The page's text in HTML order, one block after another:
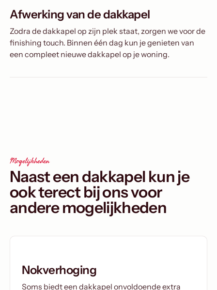
Afwerking van de dakkapel
Zodra de dakkapel op zijn plek staat, zorgen we voor de
finishing touch. Binnen één dag kun je genieten van
een compleet nieuwe dakkapel op je woning.
Mogelijkheden
Naast een dakkapel kun je
ook terect bij ons voor
andere mogelijkheden
Nokverhoging
Soms biedt een dakkapel onvoldoende extra